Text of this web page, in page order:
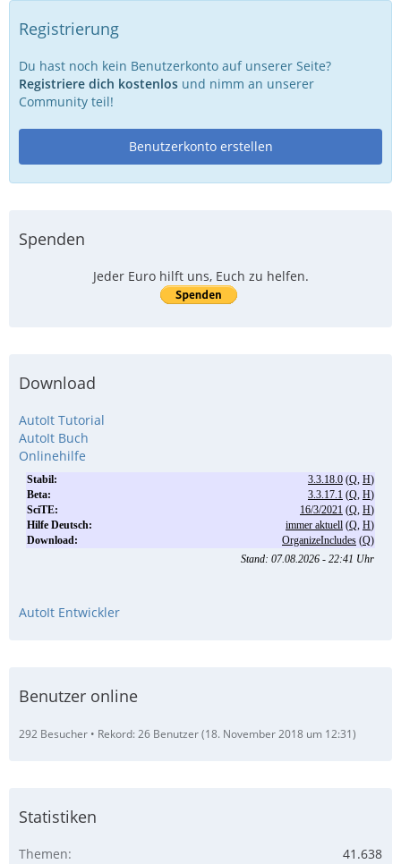
Registrierung
Du hast noch kein Benutzerkonto auf unserer Seite?
Registriere dich kostenlos und nimm an unserer
Community teil!
Benutzerkonto erstellen
Spenden
Jeder Euro hilft uns, Euch zu helfen.
Download
AutoIt Tutorial
AutoIt Buch
Onlinehilfe
AutoIt Entwickler
Benutzer online
292 Besucher Rekord: 26 Benutzer (18. November 2018 um 12:31)
Statistiken
Themen
41.638